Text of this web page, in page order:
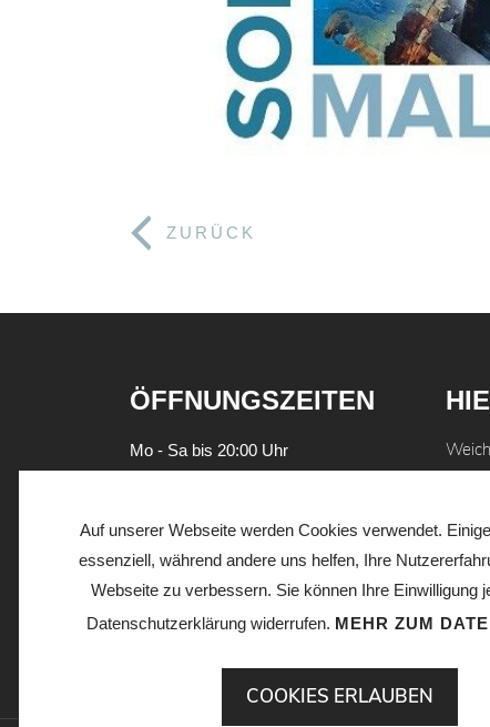
Auf unserer Webseite werden Cookies verwendet.
essenziell, während andere uns helfen, Ihre
Webseite zu verbessern. Sie können Ihre Einwilligung
Datenschutzerklärung widerrufen. MEHR ZUM
COOKIES ERLAUBEN
ZURÜCK
ÖFFNUNGSZEITEN
Mo - Sa bis 20:00 Uhr